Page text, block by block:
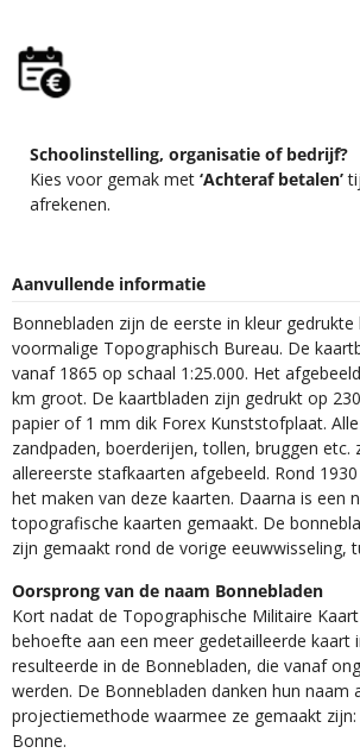
Schoolinstelling, organisatie of bedrijf?
Kies voor gemak met ‘Achteraf betalen’
afrekenen.
Aanvullende informatie
Bonnebladen zijn de eerste in kleur
voormalige Topographisch Bureau. De
vanaf 1865 op schaal 1:25.000. Het
km groot. De kaartbladen zijn gedrukt op
papier of 1 mm dik Forex Kunststofplaat.
zandpaden, boerderijen, tollen, bruggen etc.
allereerste stafkaarten afgebeeld. Rond
het maken van deze kaarten. Daarna is een
topografische kaarten gemaakt. De
zijn gemaakt rond de vorige eeuwwisseling,
Oorsprong van de naam Bonnebladen
Kort nadat de Topographische Militaire
behoefte aan een meer gedetailleerde kaart
resulteerde in de Bonnebladen, die vanaf
werden. De Bonnebladen danken hun naam
projectiemethode waarmee ze gemaakt
Bonne.